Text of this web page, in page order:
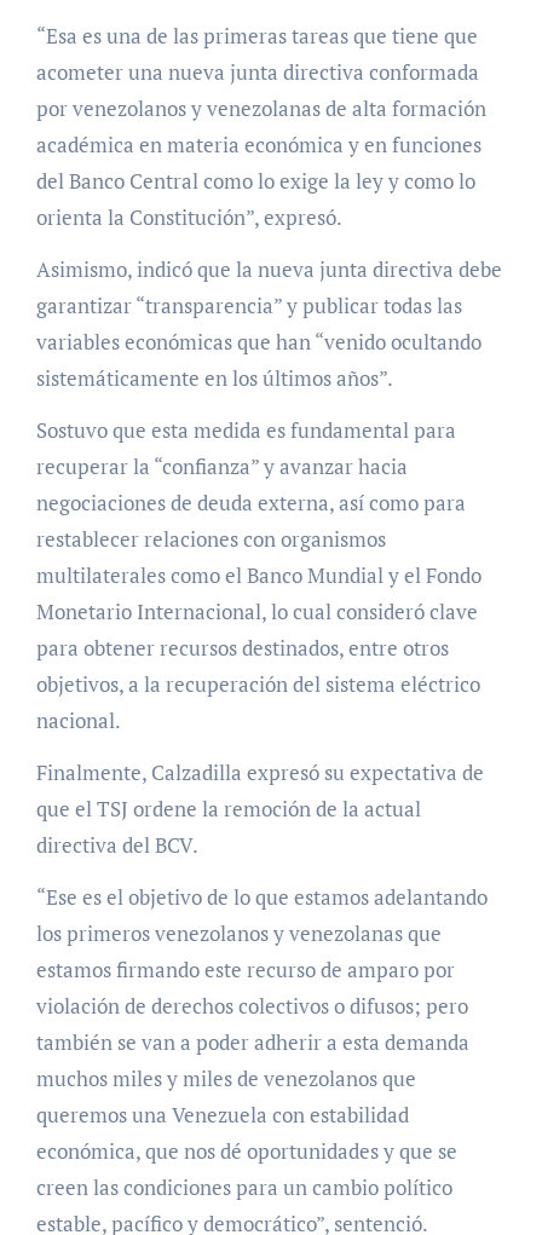
“Esa es una de las primeras tareas que tiene que
acometer una nueva junta directiva conformada
por venezolanos y venezolanas de alta formación
académica en materia económica y en funciones
del Banco Central como lo exige la ley y como lo
orienta la Constitución”, expresó.
Asimismo, indicó que la nueva junta directiva debe
garantizar “transparencia” y publicar todas las
variables económicas que han “venido ocultando
sistemáticamente en los últimos años”.
Sostuvo que esta medida es fundamental para
recuperar la “confianza” y avanzar hacia
negociaciones de deuda externa, así como para
restablecer relaciones con organismos
multilaterales como el Banco Mundial y el Fondo
Monetario Internacional, lo cual consideró clave
para obtener recursos destinados, entre otros
objetivos, a la recuperación del sistema eléctrico
nacional.
Finalmente, Calzadilla expresó su expectativa de
que el TSJ ordene la remoción de la actual
directiva del BCV.
“Ese es el objetivo de lo que estamos adelantando
los primeros venezolanos y venezolanas que
estamos firmando este recurso de amparo por
violación de derechos colectivos o difusos; pero
también se van a poder adherir a esta demanda
muchos miles y miles de venezolanos que
queremos una Venezuela con estabilidad
económica, que nos dé oportunidades y que se
creen las condiciones para un cambio político
estable, pacífico y democrático”, sentenció.